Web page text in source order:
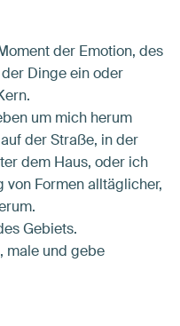
der Emotion, des
Dinge ein oder
um mich herum
der Straße, in der
dem Haus, oder ich
Formen alltäglicher,
Gebiets.
male und gebe